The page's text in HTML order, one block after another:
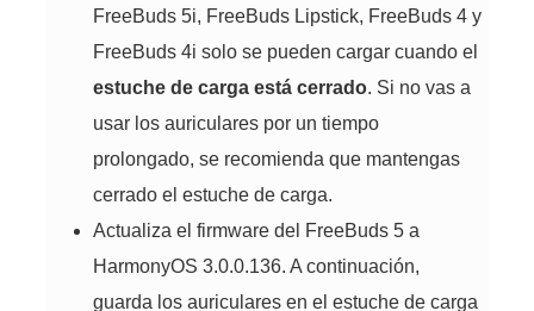
FreeBuds 5i, FreeBuds Lipstick, FreeBuds 4 y
FreeBuds 4i solo se pueden cargar cuando el
estuche de carga está cerrado. Si no vas a
usar los auriculares por un tiempo
prolongado, se recomienda que mantengas
cerrado el estuche de carga.
Actualiza el firmware del FreeBuds 5 a
HarmonyOS 3.0.0.136. A continuación,
guarda los auriculares en el estuche de carga